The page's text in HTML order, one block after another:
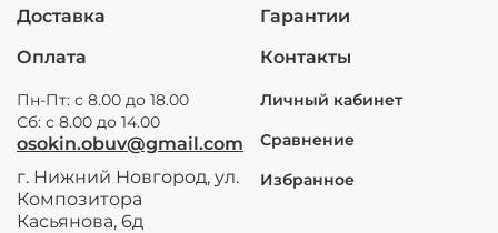
Доставка
Оплата
Гарантии
Контакты
Пн-Пт: с 8.00 до 18.00
Сб: с 8.00 до 14.00
osokin.obuv@gmail.com
г. Нижний Новгород, ул.
Композитора
Касьянова, 6д
Личный кабинет
Сравнение
Избранное